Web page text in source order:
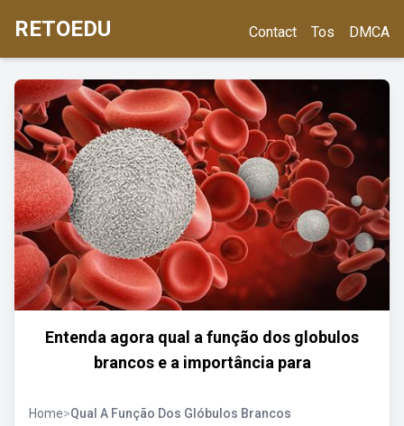
RETOEDU Contact Tos DMCA
Entenda agora qual a função dos globulos
brancos e a importância para
Home>Qual A Função Dos Glóbulos Brancos